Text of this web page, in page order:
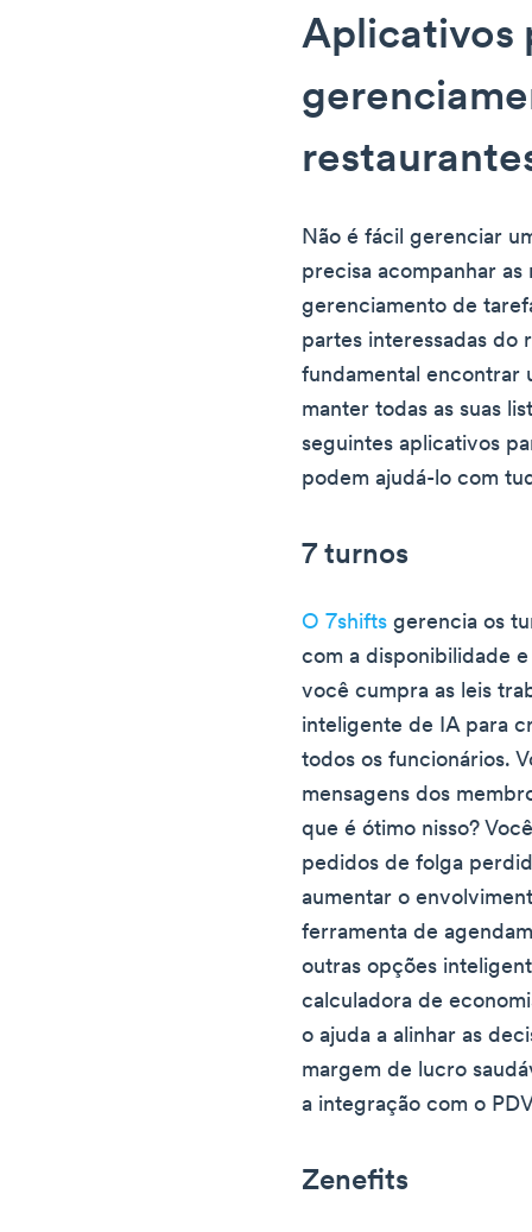
Aplicativos
Não é fácil gerenciar
precisa acompanhar
gerenciamento de
partes interessadas do
fundamental encontrar
manter todas as suas
seguintes aplicativos
podem ajudá-lo com
7 turnos
O 7shifts gerencia os
com a disponibilidade
você cumpra as leis
inteligente de IA para
todos os funcionários.
mensagens dos
que é ótimo nisso?
pedidos de folga
aumentar o
ferramenta de
outras opções
calculadora de
o ajuda a alinhar as
margem de lucro
a integração com o
Zenefits